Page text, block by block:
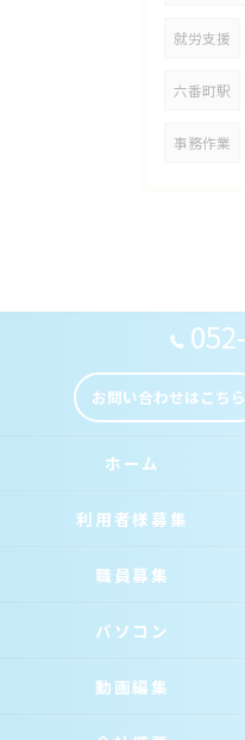
就労支援
六番町駅
事務作業
お問い合わせはこちら
ホーム
利用者様募集
職員募集
パソコン
動画編集